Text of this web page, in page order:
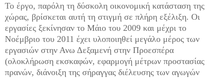
Το έργο, παρόλη τη δύσκολη οικονομική κατάσταση της
χώρας, βρίσκεται αυτή τη στιγμή σε πλήρη εξέλιξη. Οι
εργασίες ξεκίνησαν το Μάιο του 2009 και μέχρι το
Νοέμβριο του 2011 έχει υλοποιηθεί μεγάλο μέρος των
εργασιών στην Ανω Δεξαμενή στην Προεσπέρα
(ολοκλήρωση εκσκαφών, εφαρμογή μέτρων προστασίας
πρανών, διάνοιξη της σήραγγας διέλευσης των αγωγών